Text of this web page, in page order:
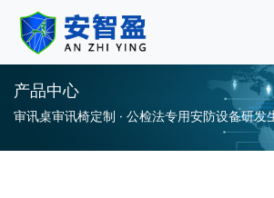
审讯桌审讯椅专
产品中心
审讯桌审讯椅定制 · 公检法专用安防设备研发